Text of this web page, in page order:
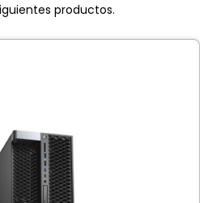
productos.